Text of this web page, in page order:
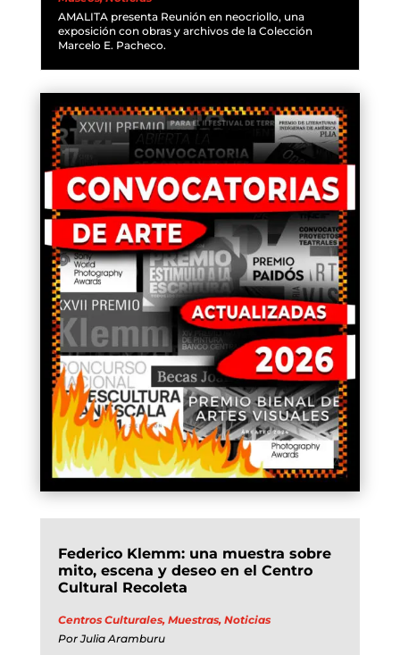
AMALITA presenta Reunión en neocriollo, una
exposición con obras y archivos de la Colección
Marcelo E. Pacheco.
Federico Klemm: una muestra sobre
mito, escena y deseo en el Centro
Cultural Recoleta
Centros Culturales, Muestras, Noticias
PorJulia Aramburu